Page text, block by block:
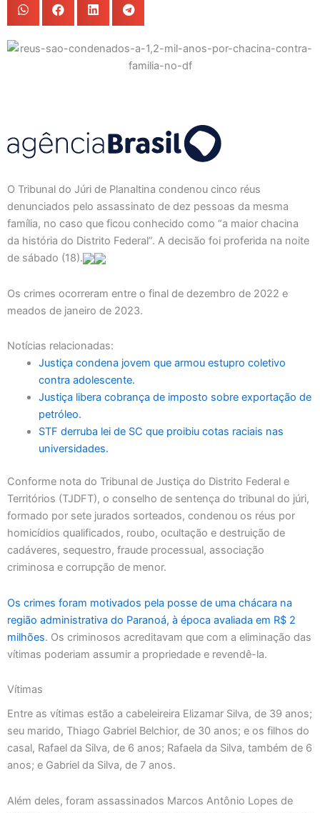
O Tribunal do Júri de Planaltina condenou cinco réus
denunciados pelo assassinato de dez pessoas da mesma
família, no caso que ficou conhecido como “a maior chacina
da história do Distrito Federal”. A decisão foi proferida na noite
de sábado (18).
Os crimes ocorreram entre o final de dezembro de 2022 e
meados de janeiro de 2023.
Notícias relacionadas:
Justiça condena jovem que armou estupro coletivo
contra adolescente.
Justiça libera cobrança de imposto sobre exportação de
petróleo.
STF derruba lei de SC que proibiu cotas raciais nas
universidades.
Conforme nota do Tribunal de Justiça do Distrito Federal e
Territórios (TJDFT), o conselho de sentença do tribunal do júri,
formado por sete jurados sorteados, condenou os réus por
homicídios qualificados, roubo, ocultação e destruição de
cadáveres, sequestro, fraude processual, associação
criminosa e corrupção de menor.
Os crimes foram motivados pela posse de uma chácara na
região administrativa do Paranoá, à época avaliada em R$ 2
milhões. Os criminosos acreditavam que com a eliminação das
vítimas poderiam assumir a propriedade e revendê-la.
Vítimas
Entre as vítimas estão a cabeleireira Elizamar Silva, de 39 anos;
seu marido, Thiago Gabriel Belchior, de 30 anos; e os filhos do
casal, Rafael da Silva, de 6 anos; Rafaela da Silva, também de 6
anos; e Gabriel da Silva, de 7 anos.
Além deles, foram assassinados Marcos Antônio Lopes de